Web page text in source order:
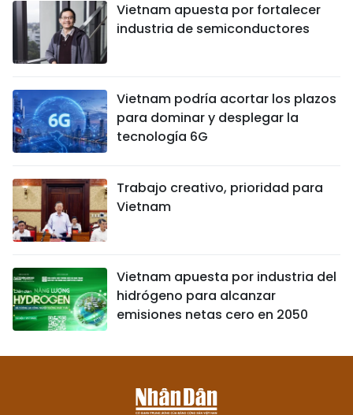
Vietnam apuesta por fortalecer
industria de semiconductores
Vietnam podría acortar los plazos
para dominar y desplegar la
tecnología 6G
Trabajo creativo, prioridad para
Vietnam
Vietnam apuesta por industria del
hidrógeno para alcanzar
emisiones netas cero en 2050